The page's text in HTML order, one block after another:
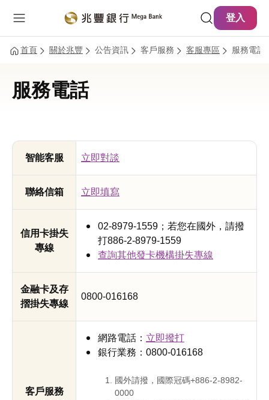
登入
首頁 關於兆豐 公告資訊 客戶服務 客服專區 服務電話
服務電話
智能客服 立即對談
聯絡信箱 立即填寫
信用卡掛失
專線
02-8979-1559；若您在國外，請撥
打886-2-8979-1559
查詢其他發卡機構掛失專線
金融卡及存
摺掛失專線
0800-016168
客戶服務
網路電話： 立即撥打
銀行業務：0800-016168
國外請撥，國際冠碼+886-2-8982-
0000